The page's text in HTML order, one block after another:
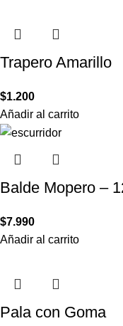
Trapero Amarillo
$1.200
Añadir al carrito
Balde Mopero –
$7.990
Añadir al carrito
Pala con Goma